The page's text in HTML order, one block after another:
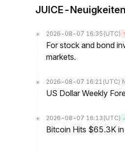
JUICE-Neuigkeiten
2026-08-07 16:35 (UTC)
For stock and bond
markets.
2026-08-07 16:21 (UTC)
US Dollar Weekly
2026-08-07 16:13 (UTC)
Bitcoin Hits $65.3K